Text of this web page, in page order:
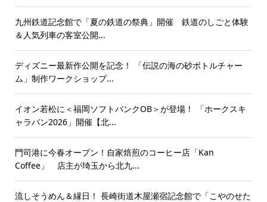
九州鉄道記念館で「夏の鉄道の祭典」開催 鉄道のしごと体験
＆人気列車の客室公開...
ディズニー最新作公開を記念！ 「伝説の海の砂ボトルチャー
ム」制作ワークショップ...
イオン若松に＜福岡ソフトバンクOB＞が登場！ 「ホークスキ
ャラバン2026」開催【北...
門司港に今春オープン！自家焙煎のコーヒー店「Kan
Coffee」 店主が埼玉から北九...
流しそうめん＆縁日！ 長崎街道木屋瀬宿記念館で「こやのせた